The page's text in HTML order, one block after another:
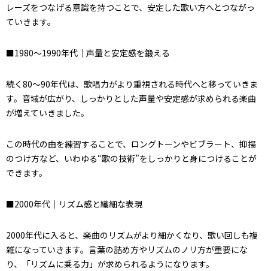
レーズをつなげる意識を持つことで、安定した歌い方へとつながっ
ていきます。
■1980〜1990年代｜声量と安定感を鍛える
続く80〜90年代は、歌唱力がより重視される時代へと移っていきま
す。音域が広がり、しっかりとした声量や安定感が求められる楽曲
が増えていきました。
この時代の曲を練習することで、ロングトーンやビブラート、抑揚
のつけ方など、いわゆる“歌の技術”をしっかりと身につけることが
できます。
■2000年代｜リズム感と繊細な表現
2000年代に入ると、楽曲のリズムがより細かくなり、歌い回しも複
雑になっていきます。言葉の詰め方やリズムのノリ方が重要にな
り、「リズムに乗る力」が求められるようになります。